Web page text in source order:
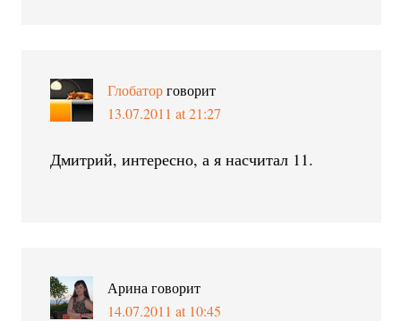
Глобатор говорит
13.07.2011 at 21:27
Дмитрий, интересно, а я насчитал 11.
Арина говорит
14.07.2011 at 10:45